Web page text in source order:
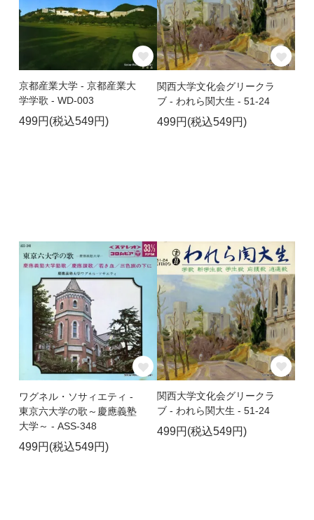
京都産業大学 - 京都産業大
学学歌 - WD-003
499円(税込549円)
関西大学文化会グリークラ
ブ - われら関大生 - 51-24
499円(税込549円)
ワグネル・ソサィエティ -
東京六大学の歌～慶應義塾
大学～ - ASS-348
499円(税込549円)
関西大学文化会グリークラ
ブ - われら関大生 - 51-24
499円(税込549円)